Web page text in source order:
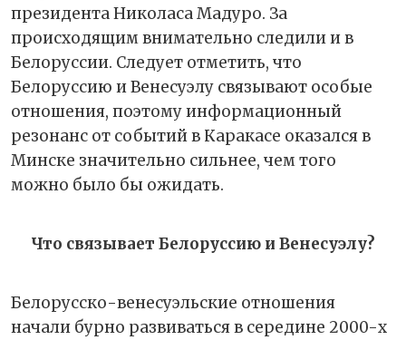
президента Николаса Мадуро. За
происходящим внимательно следили и в
Белоруссии. Следует отметить, что
Белоруссию и Венесуэлу связывают особые
отношения, поэтому информационный
резонанс от событий в Каракасе оказался в
Минске значительно сильнее, чем того
можно было бы ожидать.
Что связывает Белоруссию и Венесуэлу?
Белорусско-венесуэльские отношения
начали бурно развиваться в середине 2000-х